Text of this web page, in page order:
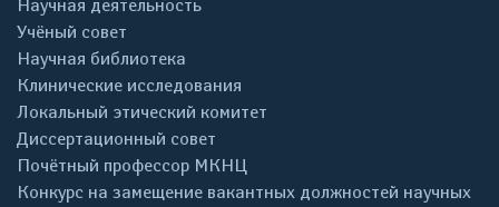
Научная деятельность
Учёный совет
Научная библиотека
Клинические исследования
Локальный этический комитет
Диссертационный совет
Почётный профессор МКНЦ
Конкурс на замещение вакантных должностей научных